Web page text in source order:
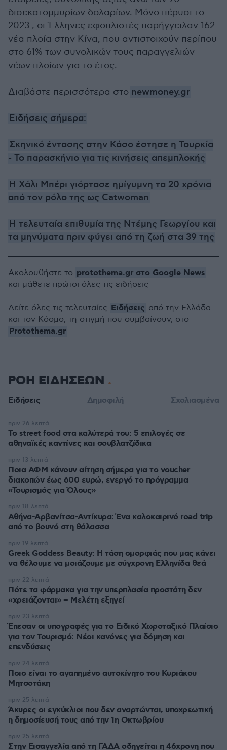
δισεκατομμυρίων δολαρίων. Μόνο πέρυσι το
2023 , οι Έλληνες εφοπλιστές παρήγγειλαν 162
νέα πλοία στην Κίνα, που αντιστοιχούν περίπου
στο 61% των συνολικών τους παραγγελιών
νέων πλοίων για το έτος.
Διαβάστε περισσότερα στο newmoney.gr
Ειδήσεις σήμερα:
Σκηνικό έντασης στην Κάσο έστησε η Τουρκία
- Το παρασκήνιο για τις κινήσεις απεμπλοκής
Η Χάλι Μπέρι γιόρτασε ημίγυμνη τα 20 χρόνια
από τον ρόλο της ως Catwoman
Η τελευταία επιθυμία της Ντέμης Γεωργίου και
τα μηνύματα πριν φύγει από τη ζωή στα 39 της
Ακολουθήστε το protothema.gr στο Google News
και μάθετε πρώτοι όλες τις ειδήσεις
Δείτε όλες τις τελευταίες Ειδήσεις από την Ελλάδα
και τον Κόσμο, τη στιγμή που συμβαίνουν, στο
Protothema.gr
ΡΟΗ ΕΙΔΗΣΕΩΝ
Ειδήσεις Δημοφιλή Σχολιασμένα
Το street food στα καλύτερά του: 5 επιλογές σε
αθηναϊκές καντίνες και σουβλατζίδικα
πριν 26 λεπτά
Ποια ΑΦΜ κάνουν αίτηση σήμερα για το voucher
διακοπών έως 600 ευρώ, ενεργό το πρόγραμμα
«Τουρισμός για Όλους»
πριν 13 λεπτά
Αθήνα-Αρβανίτσα-Αντίκυρα: Ένα καλοκαιρινό road trip
από το βουνό στη θάλασσα
πριν 18 λεπτά
Greek Goddess Beauty: Η τάση ομορφιάς που μας κάνει
να θέλουμε να μοιάζουμε με σύγχρονη Ελληνίδα θεά
πριν 19 λεπτά
Πότε τα φάρμακα για την υπερπλασία προστάτη δεν
«χρειάζονται» – Μελέτη εξηγεί
πριν 22 λεπτά
Έπεσαν οι υπογραφές για το Ειδικό Χωροταξικό Πλαίσιο
για τον Τουρισμό: Νέοι κανόνες για δόμηση και
επενδύσεις
πριν 23 λεπτά
Ποιο είναι το αγαπημένο αυτοκίνητο του Κυριάκου
Μητσοτάκη
πριν 24 λεπτά
Άκυρες οι εγκύκλιοι που δεν αναρτώνται, υποχρεωτική
η δημοσίευσή τους από την 1η Οκτωβρίου
πριν 25 λεπτά
Στην Εισαγγελία από τη ΓΑΔΑ οδηγείται η 46χρονη που
πριν 25 λεπτά